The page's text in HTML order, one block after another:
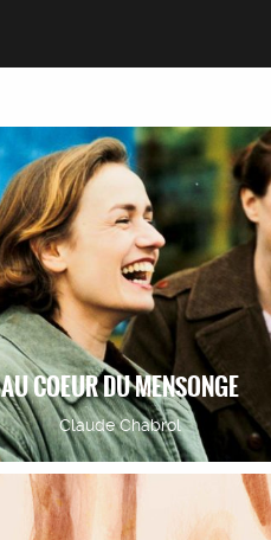
AU COEUR DU MENSONGE
Claude Chabrol